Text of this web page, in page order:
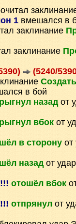
1 вмешался в
заклинание
заклинание
(5240/
в бой
назадот
вбок от
в сторону от
назадот
отошёл вбок
отпрянул от